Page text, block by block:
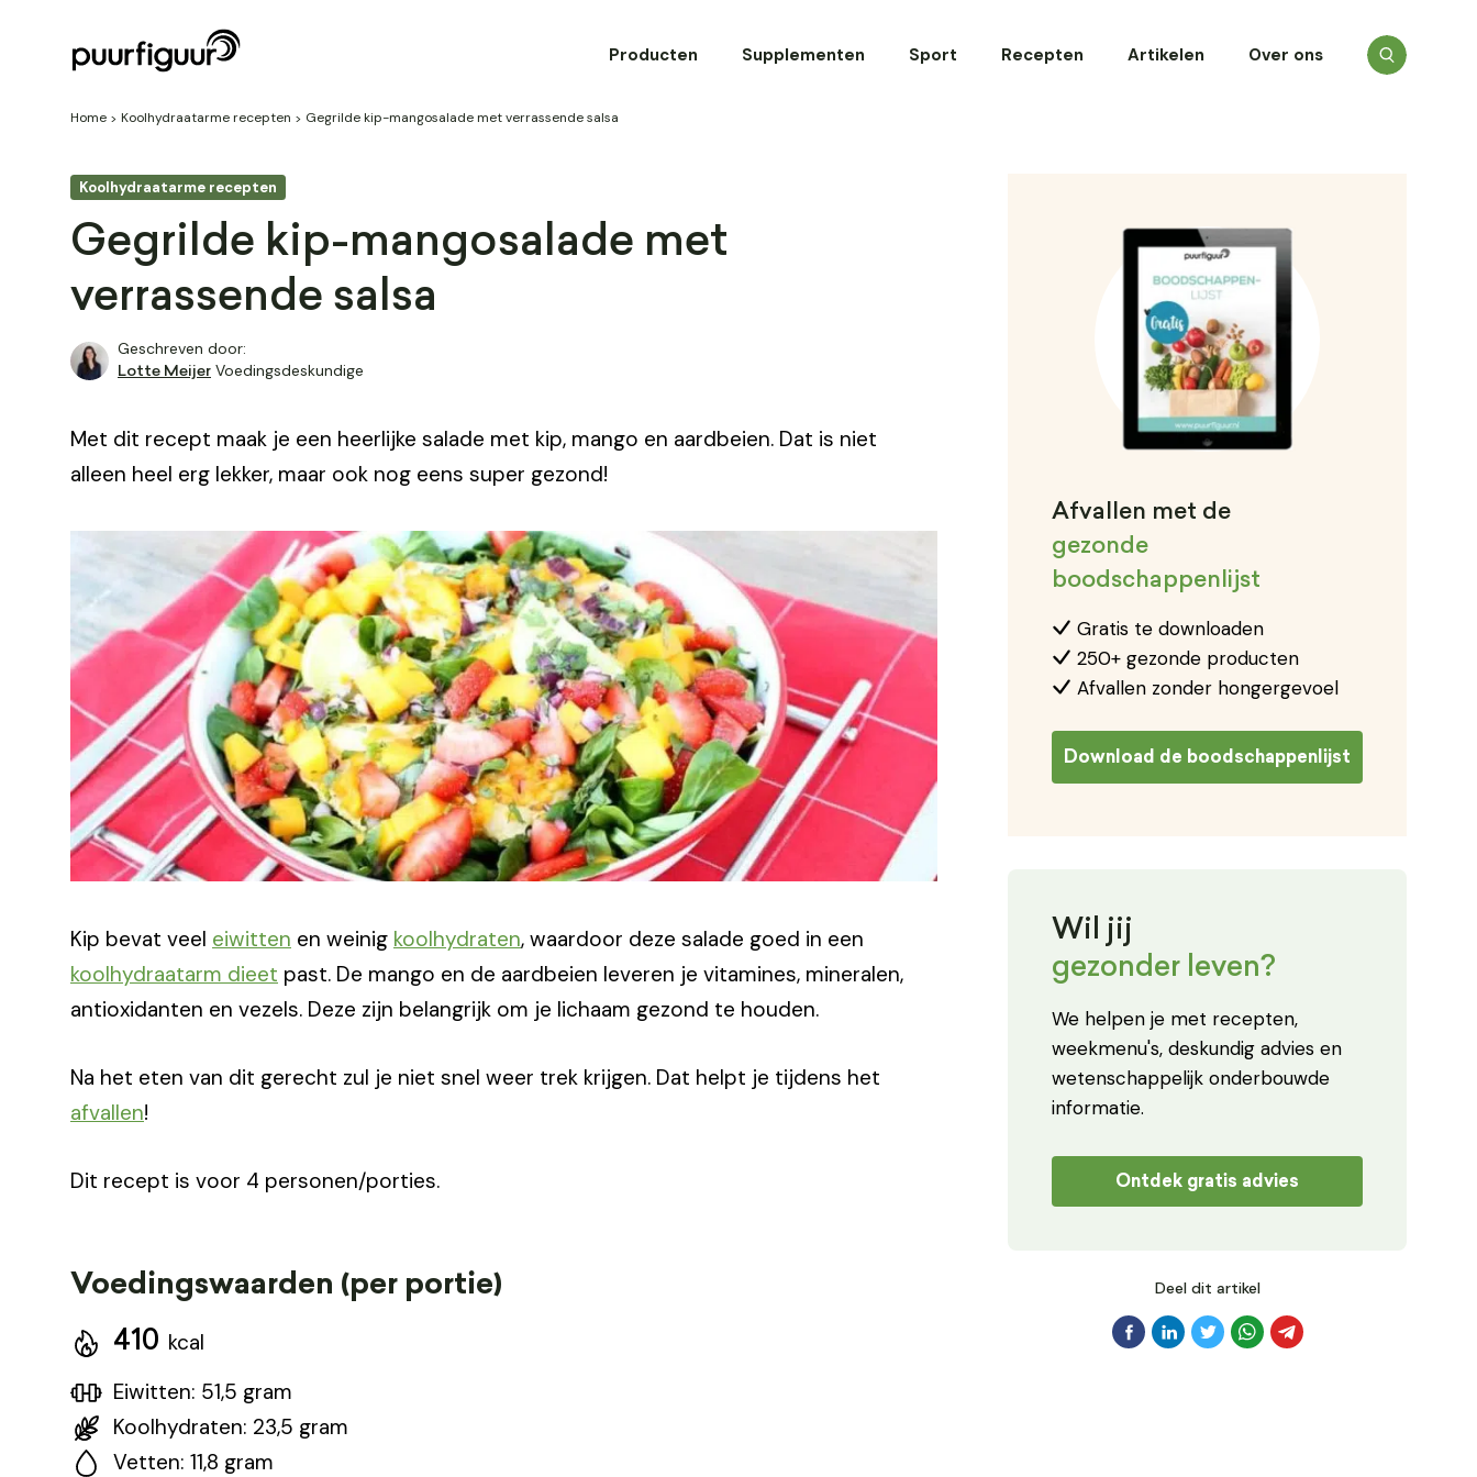
Producten Supplementen Sport Recepten Artikelen Over ons
Home Koolhydraatarme recepten Gegrilde kip-mangosalade met verrassende salsa
Koolhydraatarme recepten
Gegrilde kip-mangosalade met
verrassende salsa
Geschreven door:
Lotte Meijer Voedingsdeskundige
Met dit recept maak je een heerlijke salade met kip, mango en aardbeien. Dat is niet
alleen heel erg lekker, maar ook nog eens super gezond!
Kip bevat veel eiwitten en weinig koolhydraten, waardoor deze salade goed in een
koolhydraatarm dieet past. De mango en de aardbeien leveren je vitamines, mineralen,
antioxidanten en vezels. Deze zijn belangrijk om je lichaam gezond te houden.
Na het eten van dit gerecht zul je niet snel weer trek krijgen. Dat helpt je tijdens het
afvallen!
Dit recept is voor 4 personen/porties.
Voedingswaarden (per portie)
410 kcal
Eiwitten: 51,5 gram
Koolhydraten: 23,5 gram
Vetten: 11,8 gram
Afvallen met de
gezonde
boodschappenlijst
Gratis te downloaden
250+ gezonde producten
Afvallen zonder hongergevoel
Download de boodschappenlijst
Wil jij
gezonder leven?
We helpen je met recepten,
weekmenu's, deskundig advies en
wetenschappelijk onderbouwde
informatie.
Ontdek gratis advies
Deel dit artikel